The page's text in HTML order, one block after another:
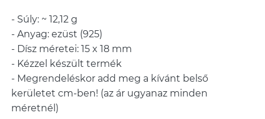
- Súly: ~ 12,12 g
- Anyag: ezüst (925)
- Dísz méretei: 15 x 18 mm
- Kézzel készült termék
- Megrendeléskor add meg a kívánt belső
kerületet cm-ben! (az ár ugyanaz minden
méretnél)